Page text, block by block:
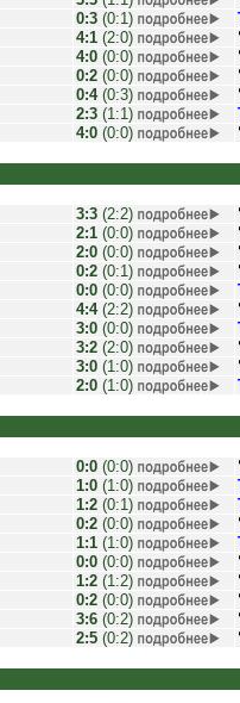
0:3 (0:1)
4:1 (2:0)
4:0 (0:0)
0:2 (0:0)
0:4(0:3)
2:3 (1:1)
4:0 (0:0)
3:3 (2:2)
2:1 (0:0)
2:0 (0:0)
0:2 (0:1)
0:0 (0:0)
4:4(2:2)
3:0 (0:0)
3:2 (2:0)
3:0 (1:0)
2:0 (1:0)
0:0 (0:0)
1:0 (1:0)
1:2 (0:1)
0:2 (0:0)
1:1 (1:0)
0:0 (0:0)
1:2 (1:2)
0:2 (0:0)
3:6 (0:2)
2:5 (0:2)